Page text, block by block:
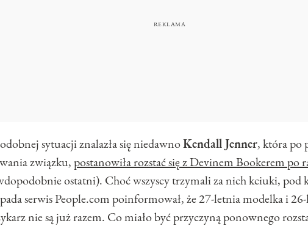
sytuacji znalazła się niedawnoKendall Jenner, która po
związku,postanowiła rozstać się z Devinem Bookerem po
ostatni). Choć wszyscy trzymali za nich kciuki, pod
serwis People.com poinformował, że 27-letnia modelka i
nie są już razem. Co miało być przyczyną ponownego